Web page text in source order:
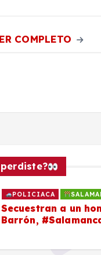
COMPLETO
POLICIACA
Secuestran a un
Barrón,